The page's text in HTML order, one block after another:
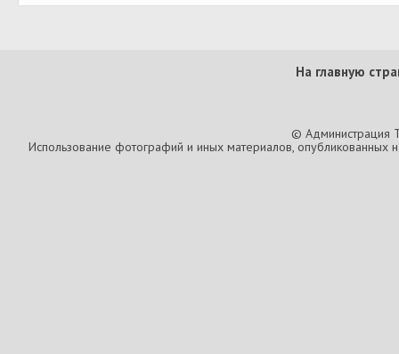
На главную
© Администрация
Использование фотографий и иных материалов, опубликованных